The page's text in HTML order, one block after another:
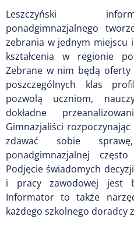
Leszczyński
ponadgimnazjalnego
zebrania w jednym miejscu
kształcenia w regionie
Zebrane w nim będą oferty
poszczególnych klas
pozwolą uczniom,
dokładne
Gimnazjaliści
zdawać sobie
ponadgimnazjalnej
Podjęcie świadomych
i pracy zawodowej jest
Informator to także
każdego szkolnego doradcy